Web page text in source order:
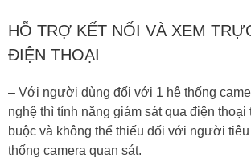
HỖ TRỢ KẾT NỐI VÀ XEM
ĐIỆN THOẠI
– Với người dùng đối với 1 hệ thống
nghệ thì tính năng giám sát qua điện thoại
buộc và không thể thiếu đối với người
thống camera quan sát.